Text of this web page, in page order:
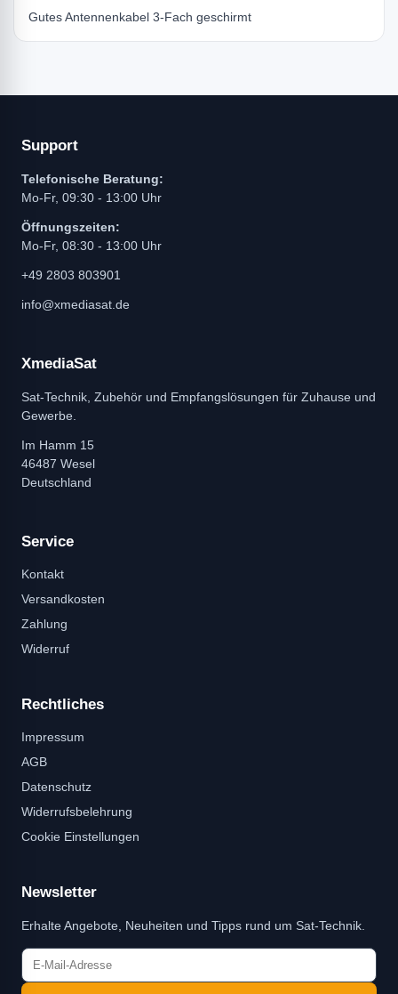
Gutes Antennenkabel 3-Fach geschirmt
Support
Telefonische Beratung:
Mo-Fr, 09:30 - 13:00 Uhr
Öffnungszeiten:
Mo-Fr, 08:30 - 13:00 Uhr
+49 2803 803901
info@xmediasat.de
XmediaSat
Sat-Technik, Zubehör und Empfangslösungen für Zuhause und
Gewerbe.
Im Hamm 15
46487 Wesel
Deutschland
Service
Kontakt
Versandkosten
Zahlung
Widerruf
Rechtliches
Impressum
AGB
Datenschutz
Widerrufsbelehrung
Cookie Einstellungen
Newsletter
Erhalte Angebote, Neuheiten und Tipps rund um Sat-Technik.